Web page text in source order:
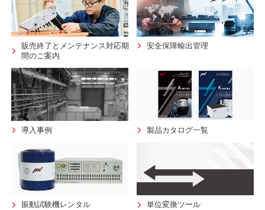
販売終了とメンテナンス対応期
間のご案内
安全保障輸出管理
導入事例 製品カタログ一覧
振動試験機レンタル 単位変換ツール